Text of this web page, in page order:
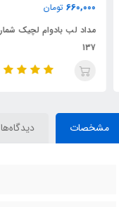
تومان
لب بادوام لچیک شماره
مشخصات دیدگاه‌ها